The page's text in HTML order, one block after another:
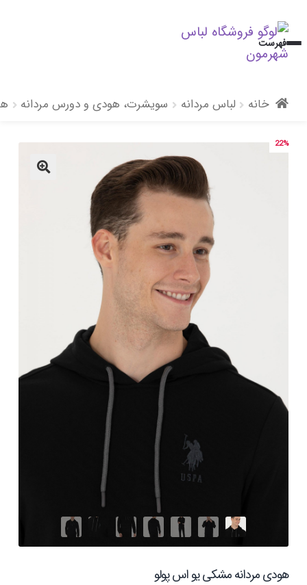
پرش
به
پرش
به
فهرست
خانه لباس مردانه سویشرت، هودی و دورس مردانه
22%
هودی مردانه مشکی یو اس پولو